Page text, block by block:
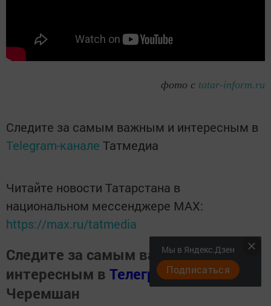
фото с tatar-inform.ru
Следите за самым важным и интересным в
Telegram-канале Татмедиа
Читайте новости Татарстана в
национальном мессенджере MАХ:
https://max.ru/tatmedia
Следите за самым важным и
интересным в Телеграм каналеНаш
Черемшан
Мы в Яндекс.Дзен
Подписаться